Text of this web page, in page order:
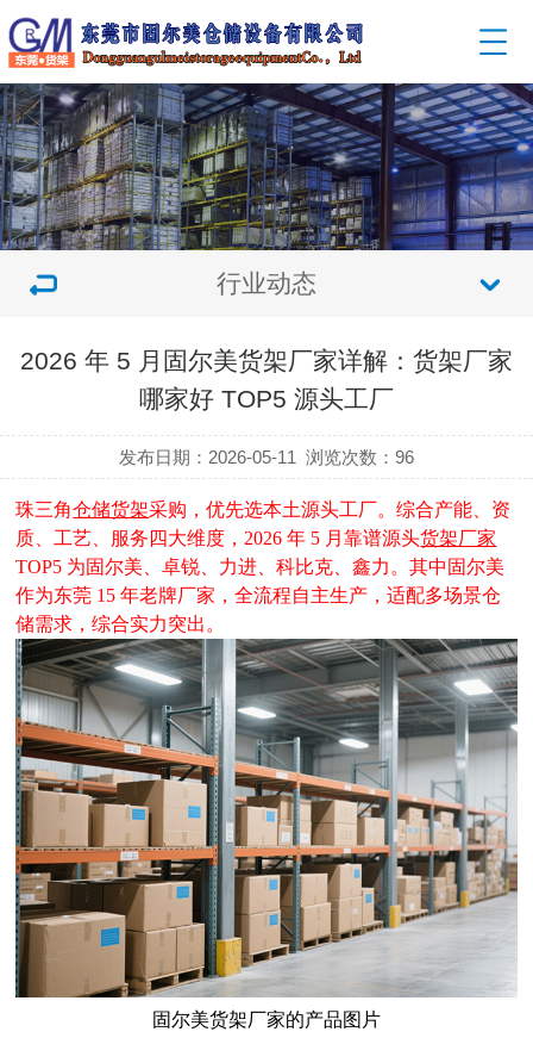
行业动态
2026 年 5 月固尔美货架厂家详解：货架厂家
哪家好 TOP5 源头工厂
发布日期：2026-05-11 浏览次数：96
珠三角仓储货架采购，优先选本土源头工厂。综合产能、资
质、工艺、服务四大维度， 2026 年 5 月靠谱源头货架厂家
TOP5 为固尔美、卓锐、力进、科比克、鑫力。其中固尔美
作为东莞 15 年老牌厂家，全流程自主生产，适配多场景仓
储需求，综合实力突出。
固尔美货架厂家的产品图片